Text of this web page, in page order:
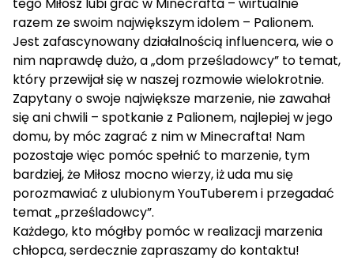
tego Miłosz lubi grać w Minecrafta – wirtualnie
razem ze swoim największym idolem – Palionem.
Jest zafascynowany działalnością influencera, wie o
nim naprawdę dużo, a „dom prześladowcy” to temat,
który przewijał się w naszej rozmowie wielokrotnie.
Zapytany o swoje największe marzenie, nie zawahał
się ani chwili – spotkanie z Palionem, najlepiej w jego
domu, by móc zagrać z nim w Minecrafta! Nam
pozostaje więc pomóc spełnić to marzenie, tym
bardziej, że Miłosz mocno wierzy, iż uda mu się
porozmawiać z ulubionym YouTuberem i przegadać
temat „prześladowcy”.
Każdego, kto mógłby pomóc w realizacji marzenia
chłopca, serdecznie zapraszamy do kontaktu!